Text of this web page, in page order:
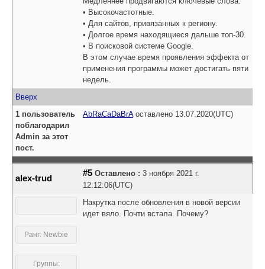
• Высокочастотные.
• Для сайтов, привязанных к региону.
• Долгое время находящиеся дальше топ-30.
• В поисковой системе Google.
В этом случае время проявления эффекта от
применения программы может достигать пяти
недель.
Вверх
1 пользователь
поблагодарил
Admin за этот
пост.
AbRaCaDaBrAоставлено 13.07.2020(UTC)
alex-trud
#5 Оставлено : 3 ноября 2021 г.
12:12:06(UTC)
Ранг: Newbie
Группы:
Накрутка после обновления в новой версии
идет вяло. Почти встала. Почему?